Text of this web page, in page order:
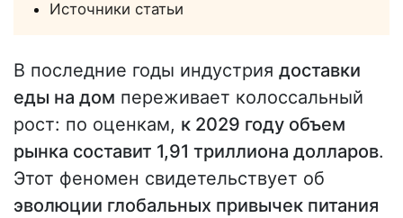
Источники статьи
В последние годы индустрия доставки
еды на дом переживает колоссальный
рост: по оценкам, к 2029 году объем
рынка составит 1,91 триллиона долларов.
Этот феномен свидетельствует об
эволюции глобальных привычек питания